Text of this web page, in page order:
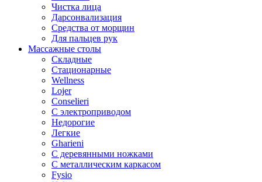
Чистка лица
Дарсонвализация
Средства от морщин
Для пальцев рук
Массажные столы
Складные
Стационарные
Wellness
Lojer
Conselieri
С электроприводом
Недорогие
Легкие
Gharieni
С деревянными ножками
С металлическим каркасом
Fysio